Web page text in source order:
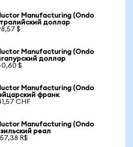
Manufacturing (Ondo
доллар
$
Manufacturing (Ondo
доллар
$
Manufacturing (Ondo
франк
CHF
Manufacturing (Ondo
реал
R$